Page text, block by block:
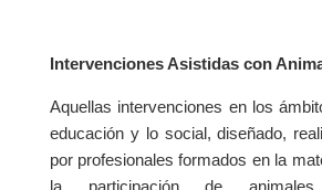
Intervenciones Asistidas con
Aquellas intervenciones en los
educación y lo social, diseñado,
por profesionales formados en la